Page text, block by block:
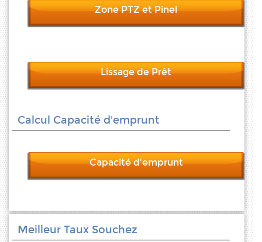
Zone PTZ et Pinel
Lissage de Prêt
Calcul Capacité d'emprunt
Capacité d'emprunt
Meilleur Taux Souchez